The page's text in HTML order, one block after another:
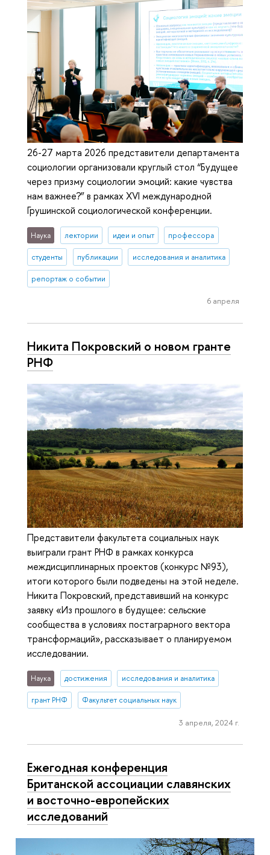
26-27 марта 2026 представители департамента
социологии организовали круглый стол “Будущее
через призму социологии эмоций: какие чувства
нам важнее?” в рамках XVI международной
Грушинской социологической конференции.
Наука лектории идеи и опыт профессора
студенты публикации исследования и аналитика
репортаж о событии
6 апреля
Никита Покровский о новом гранте
РНФ
Представители факультета социальных наук
выиграли грант РНФ в рамках конкурса
междисциплинарных проектов (конкурс №93),
итоги которого были подведены на этой неделе.
Никита Покровский, представивший на конкурс
заявку «Из прошлого в будущее: сельские
сообщества в условиях постаграрного вектора
трансформаций», рассказывает о планируемом
исследовании.
Наука достижения исследования и аналитика
грант РНФ Факультет социальных наук
3 апреля, 2024 г.
Ежегодная конференция
Британской ассоциации славянских
и восточно-европейских
исследований